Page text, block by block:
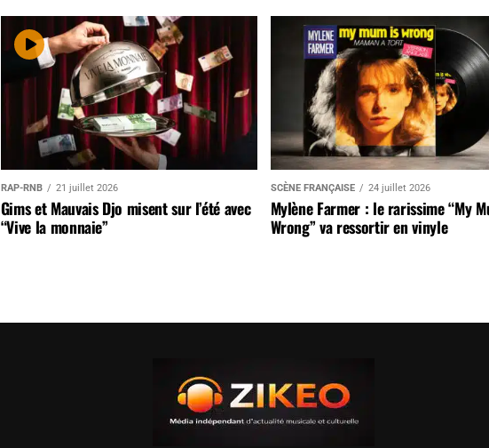
RAP-RNB 21 juillet 2026
Gims et Mauvais Djo misent sur l’été avec
“Vive la monnaie”
SCÈNE FRANÇAISE 24 juillet 2026
Mylène Farmer : le rarissime “My
Wrong” va ressortir en vinyle